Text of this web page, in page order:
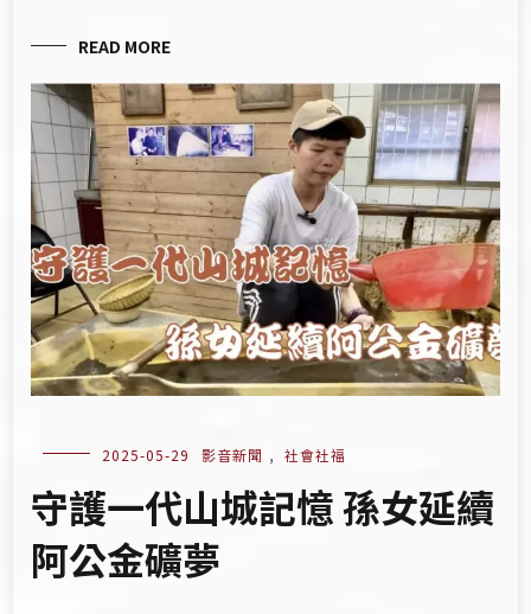
READ MORE
2025-05-29 影音新聞 , 社會社福
守護一代山城記憶 孫女延續
阿公金礦夢